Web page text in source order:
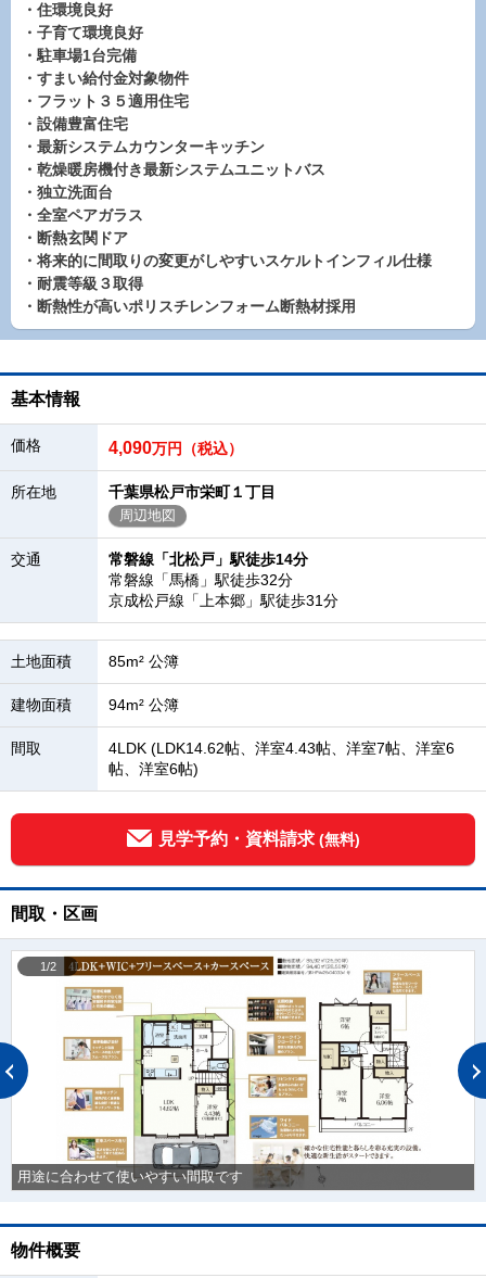
・住環境良好
・子育て環境良好
・駐車場1台完備
・すまい給付金対象物件
・フラット３５適用住宅
・設備豊富住宅
・最新システムカウンターキッチン
・乾燥暖房機付き最新システムユニットバス
・独立洗面台
・全室ペアガラス
・断熱玄関ドア
・将来的に間取りの変更がしやすいスケルトインフィル仕様
・耐震等級３取得
・断熱性が高いポリスチレンフォーム断熱材採用
基本情報
価格 4,090万円（税込）
所在地 千葉県松戸市栄町１丁目
周辺地図
交通
常磐線「北松戸」駅徒歩14分
常磐線「馬橋」駅徒歩32分
京成松戸線「上本郷」駅徒歩31分
土地面積 85m² 公簿
建物面積 94m² 公簿
間取
4LDK (LDK14.62帖、洋室4.43帖、洋室7帖、洋室6
帖、洋室6帖)
見学予約・資料請求 (無料)
間取・区画
用途に合わせて使いやすい間取です
1/2
物件概要